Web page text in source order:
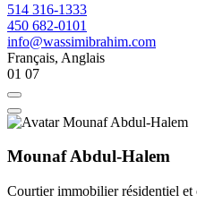
514 316-1333
450 682-0101
info@wassimibrahim.com
Français, Anglais
01 07
Mounaf Abdul-Halem
Courtier immobilier résidentiel et